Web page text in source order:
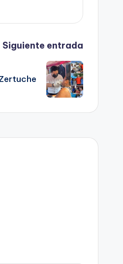
Siguiente entrada